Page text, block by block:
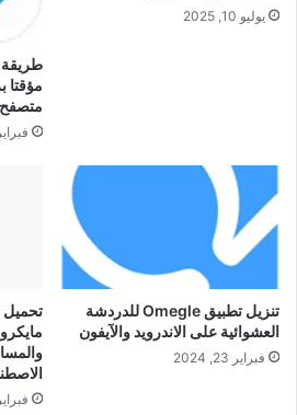
يوليو 10, 2025
طريقة
مؤقتا
متصفح
فبراير 29, 2024
تنزيل تطبيق Omegle للدردشة
العشوائية على الاندرويد والآيفون
فبراير 23, 2024
فبراير 16, 2024